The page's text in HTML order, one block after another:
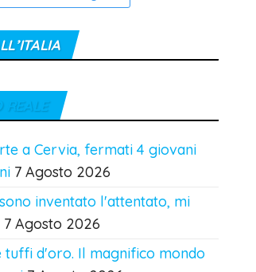
REALE
a Cervia, fermati 4 giovani
7 Agosto 2026
inventato l'attentato, mi
7 Agosto 2026
tuffi d'oro. Il magnifico mondo